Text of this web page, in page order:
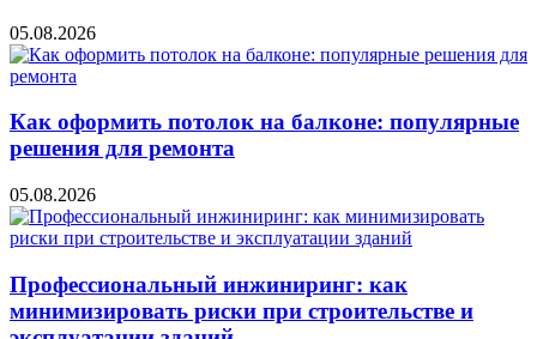
05.08.2026
Как оформить потолок на балконе: популярные
решения для ремонта
05.08.2026
Профессиональный инжиниринг: как
минимизировать риски при строительстве и